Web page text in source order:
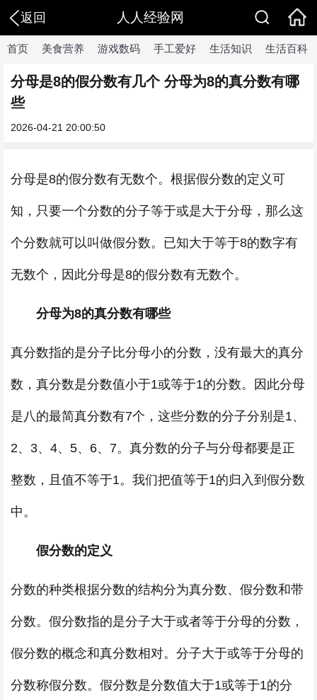
返回 人人经验网
首页 美食营养 游戏数码 手工爱好 生活知识 生活百科
分母是8的假分数有几个 分母为8的真分数有哪
些
2026-04-21 20:00:50
分母是8的假分数有无数个。根据假分数的定义可
知，只要一个分数的分子等于或是大于分母，那么这
个分数就可以叫做假分数。已知大于等于8的数字有
无数个，因此分母是8的假分数有无数个。
分母为8的真分数有哪些
真分数指的是分子比分母小的分数，没有最大的真分
数，真分数是分数值小于1或等于1的分数。因此分母
是八的最简真分数有7个，这些分数的分子分别是1、
2、3、4、5、6、7。真分数的分子与分母都要是正
整数，且值不等于1。我们把值等于1的归入到假分数
中。
假分数的定义
分数的种类根据分数的结构分为真分数、假分数和带
分数。假分数指的是分子大于或者等于分母的分数，
假分数的概念和真分数相对。分子大于或等于分母的
分数称假分数。假分数是分数值大于1或等于1的分